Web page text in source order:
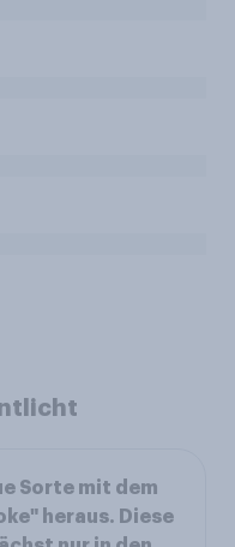
Sorte mit dem
heraus. Diese